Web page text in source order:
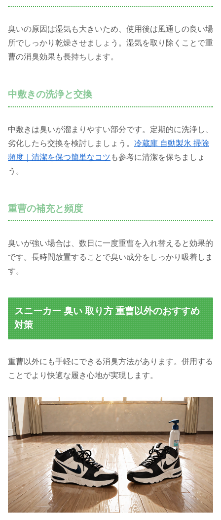
臭いの原因は湿気も大きいため、使用後は風通しの良い場
所でしっかり乾燥させましょう。湿気を取り除くことで重
曹の消臭効果も長持ちします。
中敷きの洗浄と交換
中敷きは臭いが溜まりやすい部分です。定期的に洗浄し、
劣化したら交換を検討しましょう。 冷蔵庫 自動製氷 掃除
頻度｜清潔を保つ簡単なコツ も参考に清潔を保ちましょ
う。
重曹の補充と頻度
臭いが強い場合は、数日に一度重曹を入れ替えると効果的
です。長時間放置することで臭い成分をしっかり吸着しま
す。
スニーカー 臭い 取り方 重曹以外のおすすめ
対策
重曹以外にも手軽にできる消臭方法があります。併用する
ことでより快適な履き心地が実現します。